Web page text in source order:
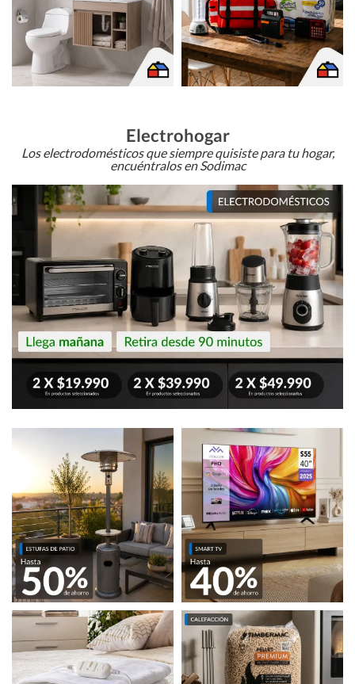
Electrohogar
Los electrodomésticos que siempre quisiste para tu hogar,
encuéntralos en Sodimac